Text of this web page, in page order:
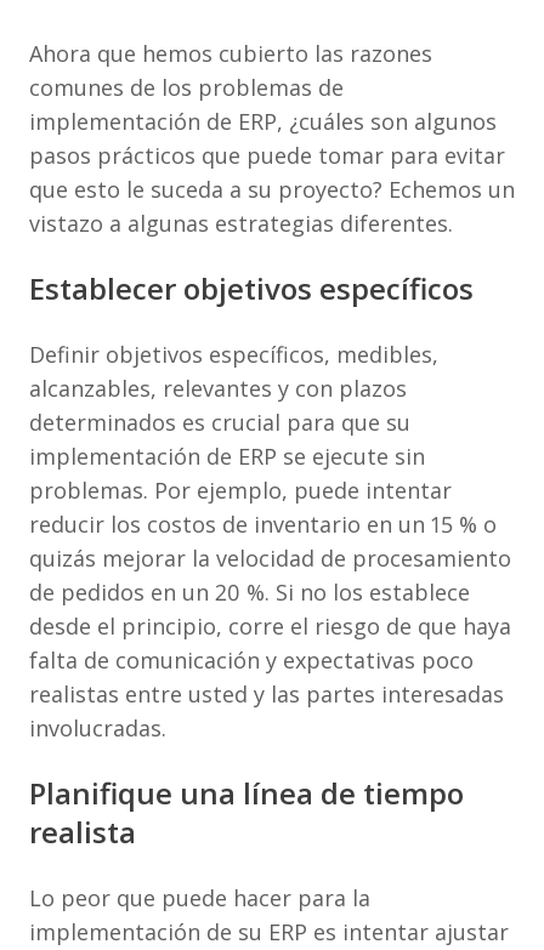
Ahora que hemos cubierto las razones
comunes de los problemas de
implementación de ERP, ¿cuáles son algunos
pasos prácticos que puede tomar para evitar
que esto le suceda a su proyecto? Echemos un
vistazo a algunas estrategias diferentes.
Establecer objetivos específicos
Definir objetivos específicos, medibles,
alcanzables, relevantes y con plazos
determinados es crucial para que su
implementación de ERP se ejecute sin
problemas. Por ejemplo, puede intentar
reducir los costos de inventario en un 15 % o
quizás mejorar la velocidad de procesamiento
de pedidos en un 20 %. Si no los establece
desde el principio, corre el riesgo de que haya
falta de comunicación y expectativas poco
realistas entre usted y las partes interesadas
involucradas.
Planifique una línea de tiempo
realista
Lo peor que puede hacer para la
implementación de su ERP es intentar ajustar